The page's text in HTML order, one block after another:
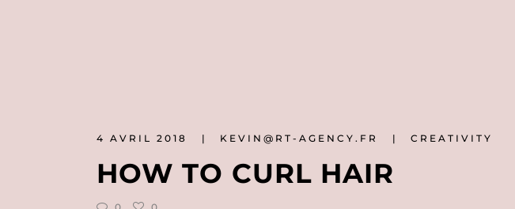
4 AVRIL 2018 KEVIN@RT-AGENCY.FR CREATIVITY
HOW TO CURL HAIR